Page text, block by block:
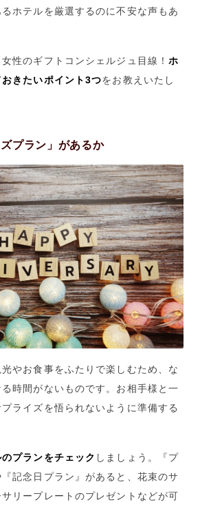
ホテルを厳選するのに不安な声もあ
性のギフトコンシェルジュ目線！ ホ
きたいポイント3つをお教えいたし
プラン」があるか
やお食事をふたりで楽しむため、な
時間がないものです。 お相手様と一
ライズを悟られないように準備する
プランをチェック しましょう。『プ
記念日プラン』があると、花束のサ
リープレートのプレゼントなどが可